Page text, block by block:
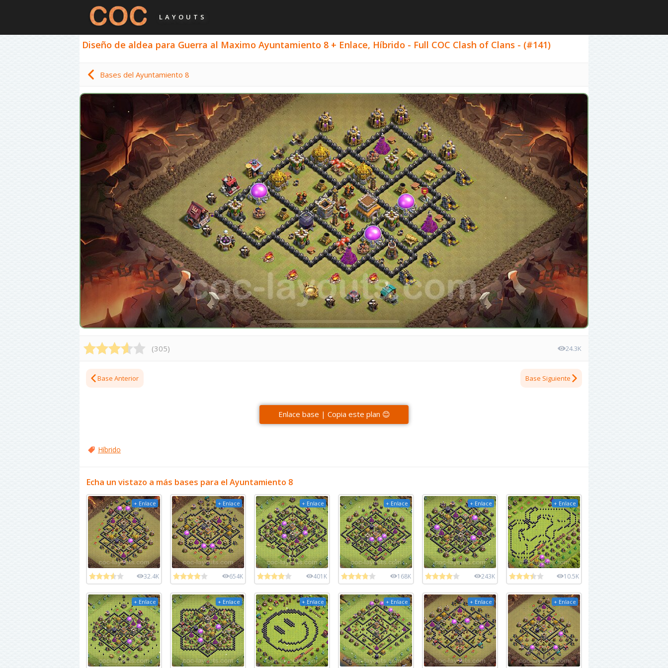
LAYOUTS
Diseño de aldea para Guerra al Maximo Ayuntamiento 8 + Enlace, Híbrido - Full COC Clash of Clans - (#141)
Bases del Ayuntamiento 8
(305) 24.3K
Base Anterior Base Siguiente
Enlace base | Copia este plan 😊
Híbrido
Echa un vistazo a más bases para el Ayuntamiento 8
+ Enlace
32.4K
+ Enlace
654K
+ Enlace
401K
+ Enlace
168K
+ Enlace
243K
+ Enlace
10.5K
+ Enlace + Enlace + Enlace + Enlace + Enlace + Enlace